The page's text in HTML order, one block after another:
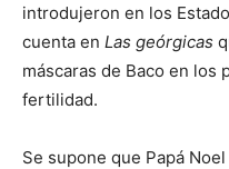
introdujeron en los
cuenta en Las geórgicas
máscaras de Baco en los
fertilidad.
Se supone que Papá